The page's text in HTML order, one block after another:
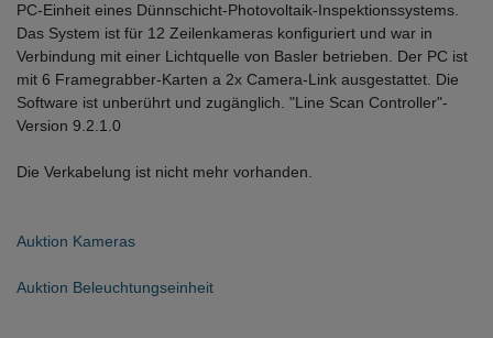
PC-Einheit eines Dünnschicht-Photovoltaik-Inspektionssystems.
Das System ist für 12 Zeilenkameras konfiguriert und war in
Verbindung mit einer Lichtquelle von Basler betrieben. Der PC ist
mit 6 Framegrabber-Karten a 2x Camera-Link ausgestattet. Die
Software ist unberührt und zugänglich. "Line Scan Controller"-
Version 9.2.1.0
Die Verkabelung ist nicht mehr vorhanden.
Auktion Kameras
Auktion Beleuchtungseinheit